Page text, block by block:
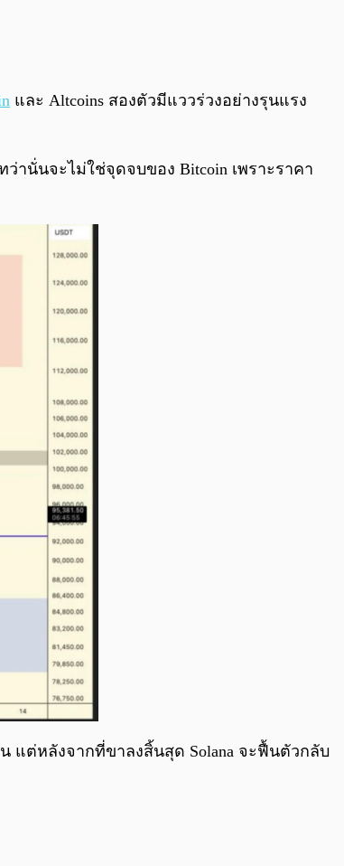
/
และ Altcoins สองตัวมีแววร่วงอย่างรุนแรง
ว่านั่นจะไม่ใช่จุดจบของ Bitcoin เพราะราคา
แต่หลังจากที่ขาลงสิ้นสุด Solana จะฟื้นตัวกลับ